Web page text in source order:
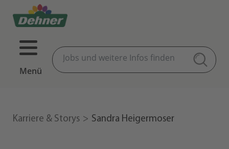
Menü
Karriere & Storys Sandra Heigermoser